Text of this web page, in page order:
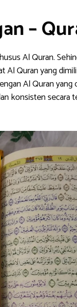
–
Al Quran.
Quran yang
Al Quran
konsisten secara